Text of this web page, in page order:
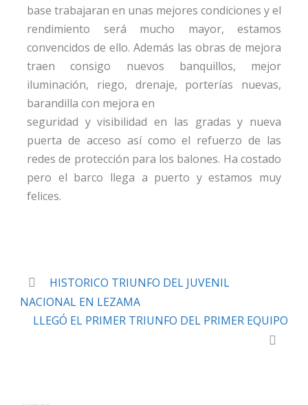
base trabajaran en unas mejores condiciones y el
rendimiento será mucho mayor, estamos
convencidos de ello. Además las obras de mejora
traen consigo nuevos banquillos, mejor
iluminación, riego, drenaje, porterías nuevas,
barandilla con mejora en
seguridad y visibilidad en las gradas y nueva
puerta de acceso así como el refuerzo de las
redes de protección para los balones. Ha costado
pero el barco llega a puerto y estamos muy
felices.
HISTORICO TRIUNFO DEL JUVENIL
NACIONAL EN LEZAMA
LLEGÓ EL PRIMER TRIUNFO DEL PRIMER EQUIPO